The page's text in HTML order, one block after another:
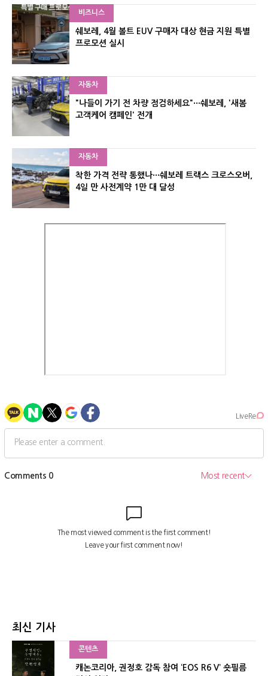
비즈니스
쉐보레, 4월 볼트 EUV 구매자 대상 현금 지원 특별
프로모션 실시
자동차
"나들이 가기 전 차량 점검하세요"···쉐보레, '새봄
고객케어 캠페인' 전개
자동차
착한 가격 전략 통했나···쉐보레 트랙스 크로스오버,
4일 만 사전계약 1만 대 달성
최신 기사
콘텐츠
캐논코리아, 권정호 감독 참여 ‘EOS R6 V’ 숏필름